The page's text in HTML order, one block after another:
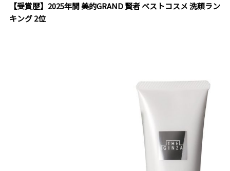
【受賞歴】2025年間 美的GRAND 賢者 ベストコスメ 洗顔ラン
キング 2位